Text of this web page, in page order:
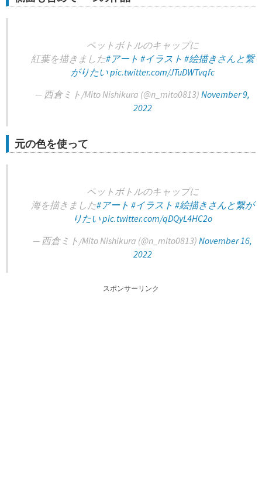
ペットボトルのキャップに
紅葉を描きました#アート #イラスト #絵描きさんと繋
がりたいpic.twitter.com/JTuDWTvqfc
— 西倉ミト/Mito Nishikura (@n_mito0813) November 9,
2022
元の色を使って
ペットボトルのキャップに
海を描きました#アート #イラスト #絵描きさんと繋が
りたいpic.twitter.com/qDQyL4HC2o
— 西倉ミト/Mito Nishikura (@n_mito0813) November 16,
2022
スポンサーリンク